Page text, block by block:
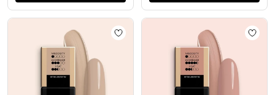
Ajouter à la liste de souhaits